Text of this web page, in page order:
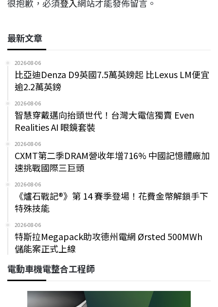
很抱歉，必須登入網站才能發佈留言。
最新文章
2026-08-06
比亞迪Denza D9英國7.5萬英鎊起 比Lexus LM便宜
逾2.2萬英鎊
2026-08-06
智慧穿戴邁向抬頭世代！台灣大電信獨賣 Even
Realities AI 眼鏡套裝
2026-08-06
CXMT第二季DRAM營收年增716% 中國記憶體廠加
速挑戰國際三巨頭
2026-08-06
《爐石戰記®》第 14 賽季登場！花費金幣解鎖手下
特殊技能
2026-08-06
特斯拉Megapack助攻德州電網 Ørsted 500MWh
儲能案正式上線
電動車機電整合工程師